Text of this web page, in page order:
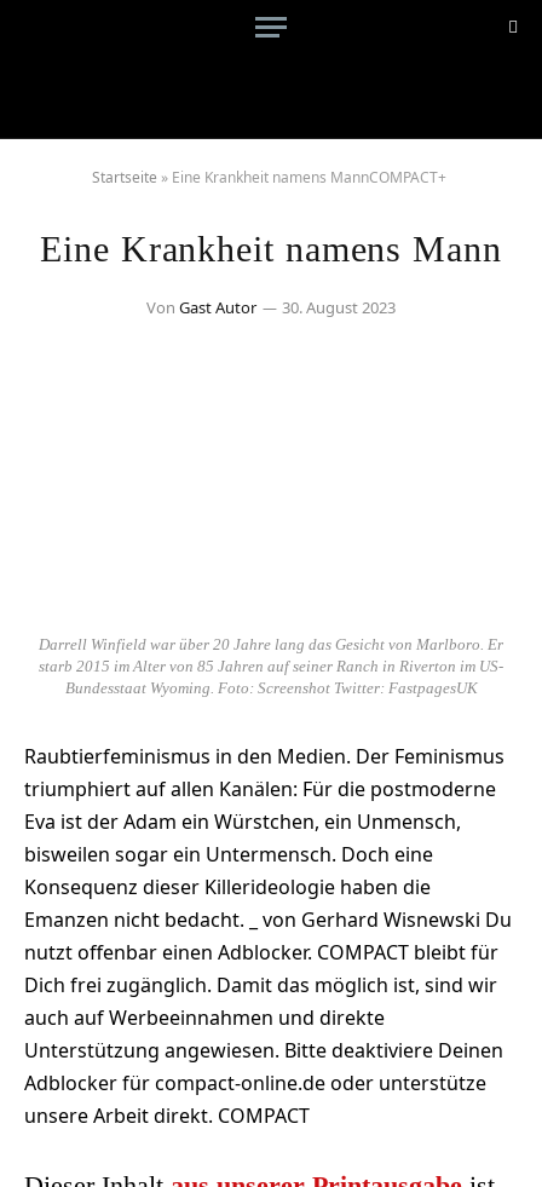
Startseite » Eine Krankheit namens MannCOMPACT+
Eine Krankheit namens Mann
Von Gast Autor 30. August 2023
Darrell Winfield war über 20 Jahre lang das Gesicht von Marlboro. Er
starb 2015 im Alter von 85 Jahren auf seiner Ranch in Riverton im US-
Bundesstaat Wyoming. Foto: Screenshot Twitter: FastpagesUK
Raubtierfeminismus in den Medien. Der Feminismus
triumphiert auf allen Kanälen: Für die postmoderne
Eva ist der Adam ein Würstchen, ein Unmensch,
bisweilen sogar ein Untermensch. Doch eine
Konsequenz dieser Killerideologie haben die
Emanzen nicht bedacht. _ von Gerhard Wisnewski Du
nutzt offenbar einen Adblocker. COMPACT bleibt für
Dich frei zugänglich. Damit das möglich ist, sind wir
auch auf Werbeeinnahmen und direkte
Unterstützung angewiesen. Bitte deaktiviere Deinen
Adblocker für compact-online.de oder unterstütze
unsere Arbeit direkt. COMPACT